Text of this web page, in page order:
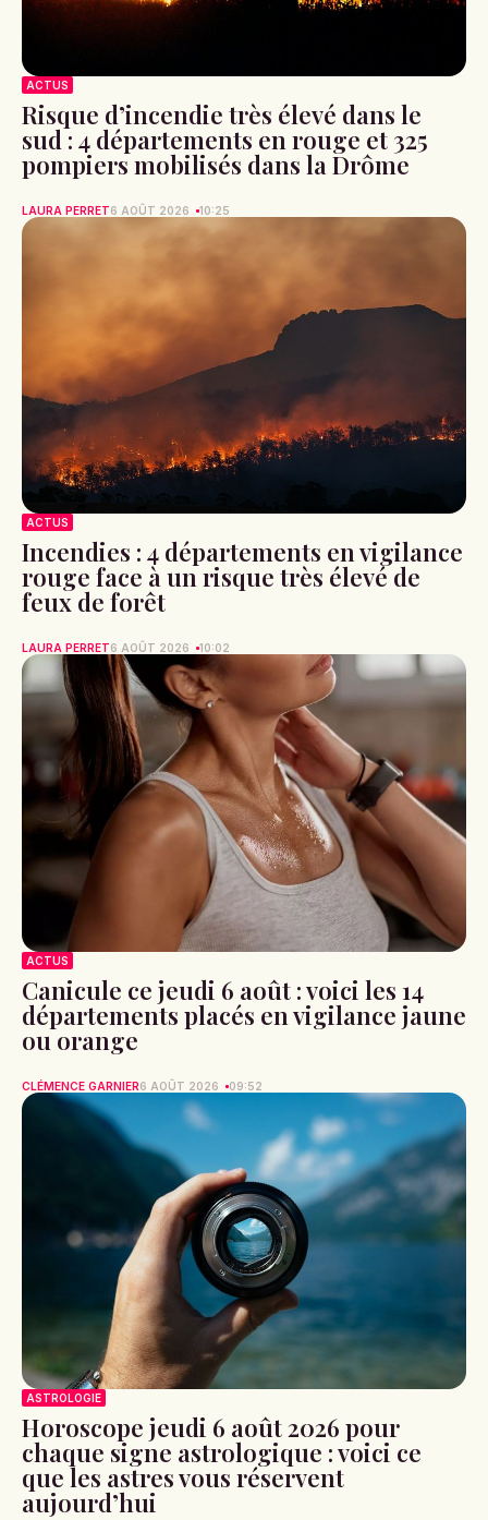
ACTUS
Risque d’incendie très élevé dans le
sud : 4 départements en rouge et 325
pompiers mobilisés dans la Drôme
LAURA PERRET6 AOÛT 2026 10:25
ACTUS
Incendies : 4 départements en vigilance
rouge face à un risque très élevé de
feux de forêt
LAURA PERRET6 AOÛT 2026 10:02
ACTUS
Canicule ce jeudi 6 août : voici les 14
départements placés en vigilance jaune
ou orange
CLÉMENCE GARNIER6 AOÛT 2026 09:52
ASTROLOGIE
Horoscope jeudi 6 août 2026 pour
chaque signe astrologique : voici ce
que les astres vous réservent
aujourd’hui